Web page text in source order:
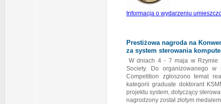
Informacja o wydarzeniu
Prestiżowa nagroda na
za system sterowania
W dniach 4 - 7 maja w Rzymie
Society. Do organizowanego w
Competition zgłoszono temat
kategorii graduate doktorant
projektu system, dotyczący
nagrodzony został złotym